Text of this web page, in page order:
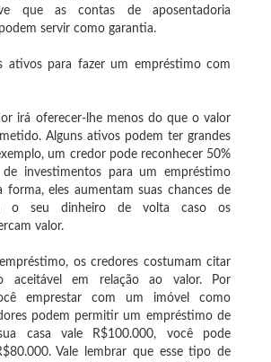
que as contas de aposentadoria
servir como garantia.
ativos para fazer um empréstimo com
irá oferecer-lhe menos do que o valor
Alguns ativos podem ter grandes
um credor pode reconhecer 50%
investimentos para um empréstimo
forma, eles aumentam suas chances de
o seu dinheiro de volta caso os
valor.
os credores costumam citar
aceitável em relação ao valor. Por
emprestar com um imóvel como
podem permitir um empréstimo de
casa vale R$100.000, você pode
Vale lembrar que esse tipo de